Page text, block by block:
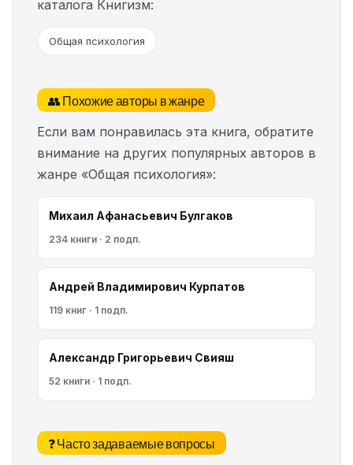
каталога Книгизм:
Общая психология
👥 Похожие авторы в жанре
Если вам понравилась эта книга, обратите
внимание на других популярных авторов в
жанре «Общая психология»:
Михаил Афанасьевич Булгаков
234 книги · 2 подп.
Андрей Владимирович Курпатов
119 книг · 1 подп.
Александр Григорьевич Свияш
52 книги · 1 подп.
❓ Часто задаваемые вопросы